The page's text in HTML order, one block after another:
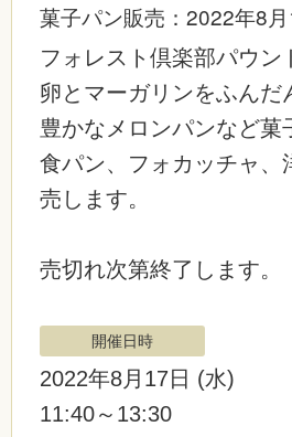
菓子パン販売：2022年8
フォレスト倶楽部パウン
卵とマーガリンをふんだ
豊かなメロンパンなど菓
食パン、フォカッチャ、
売します。
売切れ次第終了します。
開催日時
2022年8月17日 (水)
11:40～13:30